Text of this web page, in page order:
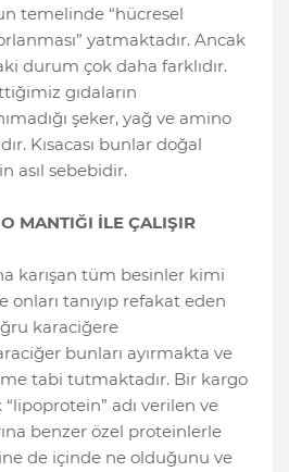
temelinde “hücresel
yatmaktadır. Ancak
durum çok daha farklıdır.
gıdaların
şeker, yağ ve amino
Kısacası bunlar doğal
asıl sebebidir.
MANTIĞI İLE ÇALIŞIR
karışan tüm besinler kimi
onları tanıyıp refakat eden
karaciğere
bunları ayırmakta ve
tabi tutmaktadır. Bir kargo
“lipoprotein” adı verilen ve
benzer özel proteinlerle
de içinde ne olduğunu ve